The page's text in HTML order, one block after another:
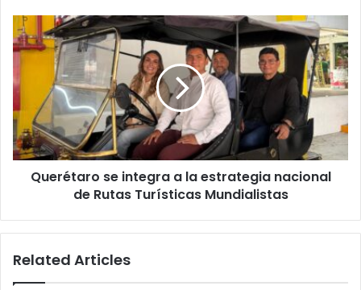
mandato
constitucional:
Arturo
Maximiliano
Querétaro
se
integra
la
estrategia
nacional
de
Rutas
Turísticas
Mundialistas
Querétaro se integra a la estrategia nacional
de Rutas Turísticas Mundialistas
Related Articles